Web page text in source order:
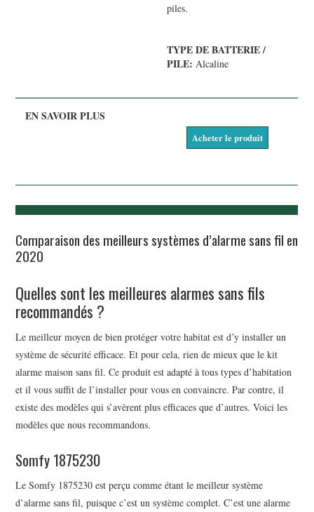
piles.
TYPE DE BATTERIE /
PILE: Alcaline
Acheter le produit
Comparaison des meilleurs systèmes d’alarme sans fil en
2020
Quelles sont les meilleures alarmes sans fils
recommandés ?
Le meilleur moyen de bien protéger votre habitat est d’y installer un
système de sécurité efficace. Et pour cela, rien de mieux que le kit
alarme maison sans fil. Ce produit est adapté à tous types d’habitation
et il vous suffit de l’installer pour vous en convaincre. Par contre, il
existe des modèles qui s’avèrent plus efficaces que d’autres. Voici les
modèles que nous recommandons.
Somfy 1875230
Le Somfy 1875230 est perçu comme étant le meilleur système
d’alarme sans fil, puisque c’est un système complet. C’est une alarme